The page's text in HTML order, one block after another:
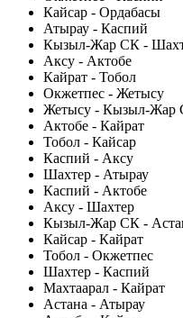
Кайсар - Ордабасы
Атырау - Каспий
Кызыл-Жар СК -
Аксу - Актобе
Кайрат - Тобол
Окжетпес - Жетысу
Жетысу - Кызыл-Жар
Актобе - Кайрат
Тобол - Кайсар
Каспий - Аксу
Шахтер - Атырау
Каспий - Актобе
Аксу - Шахтер
Кызыл-Жар СК -
Кайсар - Кайрат
Тобол - Окжетпес
Шахтер - Каспий
Махтаарал - Кайрат
Астана - Атырау